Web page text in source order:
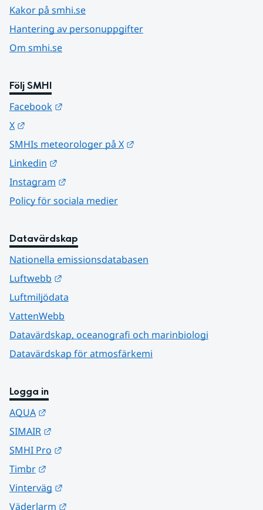
Kakor på smhi.se
Hantering av personuppgifter
Om smhi.se
Följ SMHI
Facebook
X
SMHIs meteorologer på X
Linkedin
Instagram
Policy för sociala medier
Datavärdskap
Nationella emissionsdatabasen
Luftwebb
Luftmiljödata
VattenWebb
Datavärdskap, oceanografi och marinbiologi
Datavärdskap för atmosfärkemi
Logga in
AQUA
SIMAIR
SMHI Pro
Timbr
Vinterväg
Väderlarm